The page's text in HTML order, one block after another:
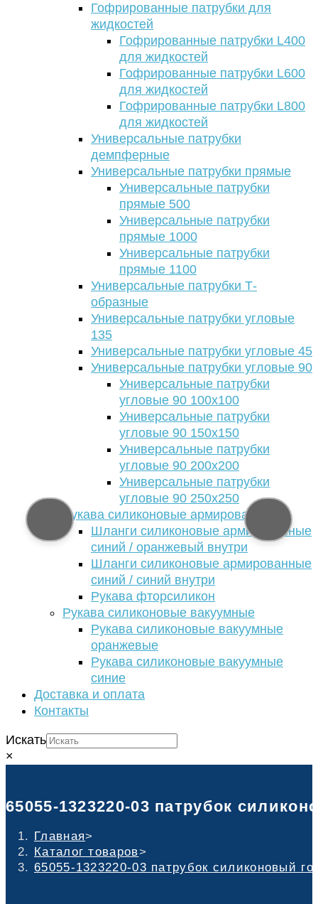
Гофрированные патрубки для
жидкостей
Гофрированные патрубки L400
для жидкостей
Гофрированные патрубки L600
для жидкостей
Гофрированные патрубки L800
для жидкостей
Универсальные патрубки
демпферные
Универсальные патрубки прямые
Универсальные патрубки
прямые 500
Универсальные патрубки
прямые 1000
Универсальные патрубки
прямые 1100
Универсальные патрубки Т-
образные
Универсальные патрубки угловые
135
Универсальные патрубки угловые 45
Универсальные патрубки угловые 90
Универсальные патрубки
угловые 90 100х100
Универсальные патрубки
угловые 90 150х150
Универсальные патрубки
угловые 90 200х200
Универсальные патрубки
угловые 90 250х250
Рукава силиконовые армированные
Шланги силиконовые армированные
синий / оранжевый внутри
Шланги силиконовые армированные
синий / синий внутри
Рукава фторсиликон
Рукава силиконовые вакуумные
Рукава силиконовые вакуумные
оранжевые
Рукава силиконовые вакуумные
синие
Доставка и оплата
Контакты
Искать
×
65055-1323220-03 патрубок
Главная>
Каталог товаров>
65055-1323220-03 патрубок силиконовый